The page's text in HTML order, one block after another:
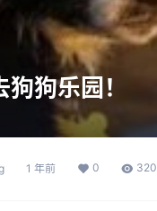
狗乐园！
1 年前 0 320